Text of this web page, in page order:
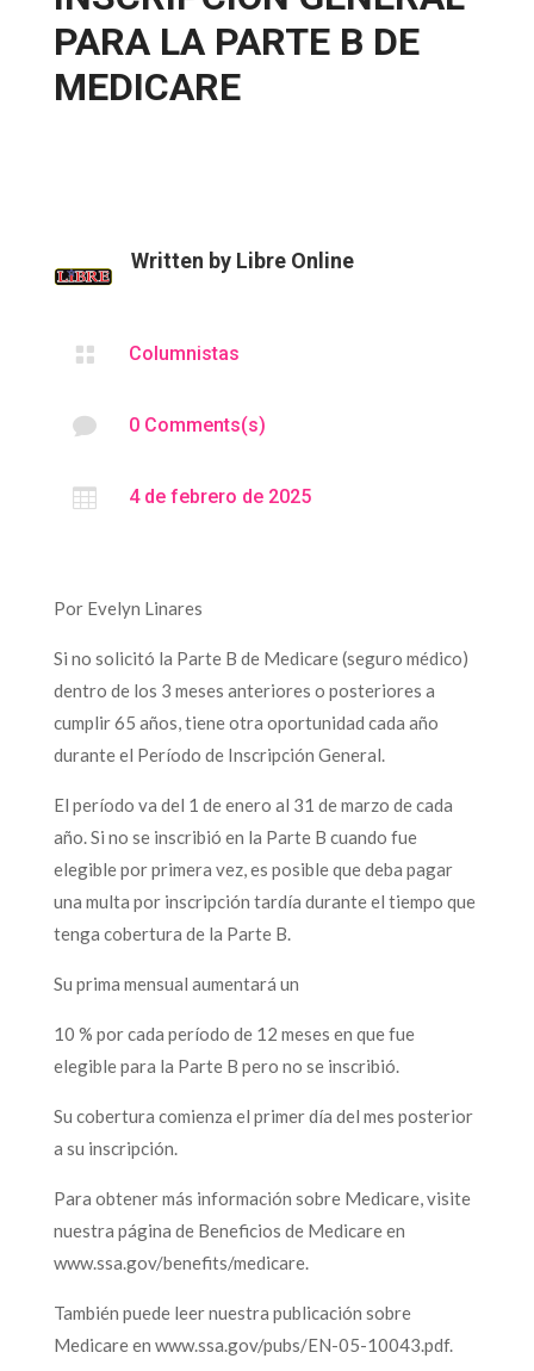
PARA LA PARTE B DE
MEDICARE
Written by Libre Online
 Columnistas
 0 Comments(s)
 4 de febrero de 2025
Por Evelyn Linares
Si no solicitó la Parte B de Medicare (seguro médico)
dentro de los 3 meses anteriores o posteriores a
cumplir 65 años, tiene otra oportunidad cada año
durante el Período de Inscripción General.
El período va del 1 de enero al 31 de marzo de cada
año. Si no se inscribió en la Parte B cuando fue
elegible por primera vez, es posible que deba pagar
una multa por inscripción tardía durante el tiempo que
tenga cobertura de la Parte B.
Su prima mensual aumentará un
10 % por cada período de 12 meses en que fue
elegible para la Parte B pero no se inscribió.
Su cobertura comienza el primer día del mes posterior
a su inscripción.
Para obtener más información sobre Medicare, visite
nuestra página de Beneficios de Medicare en
www.ssa.gov/benefits/medicare.
También puede leer nuestra publicación sobre
Medicare en www.ssa.gov/pubs/EN-05-10043.pdf.